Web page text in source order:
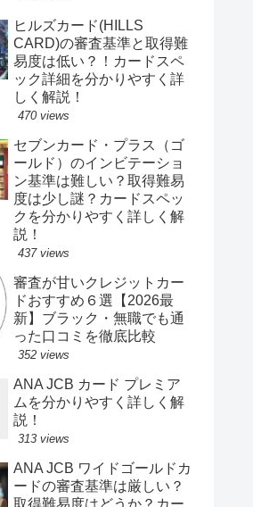
ヒルズカード(HILLS
CARD)の審査基準と取得難
易度は低い？！カードスペ
ック詳細を分かりやすく詳
しく解説！
470 views
セブンカード・プラス（ゴ
ールド）のインビテーショ
ン基準は難しい？取得難易
度は少し謎？カードスペッ
クを分かりやすく詳しく解
説！
437 views
審査が甘いクレジットカー
ドおすすめ６選【2026最
新】ブラック・無職でも通
った口コミを徹底比較
352 views
ANA JCB カード プレミア
ムを分かりやすく詳しく解
説！
313 views
ANA JCB ワイドゴールドカ
ードの審査基準は厳しい？
取得難易度はどうか？カー